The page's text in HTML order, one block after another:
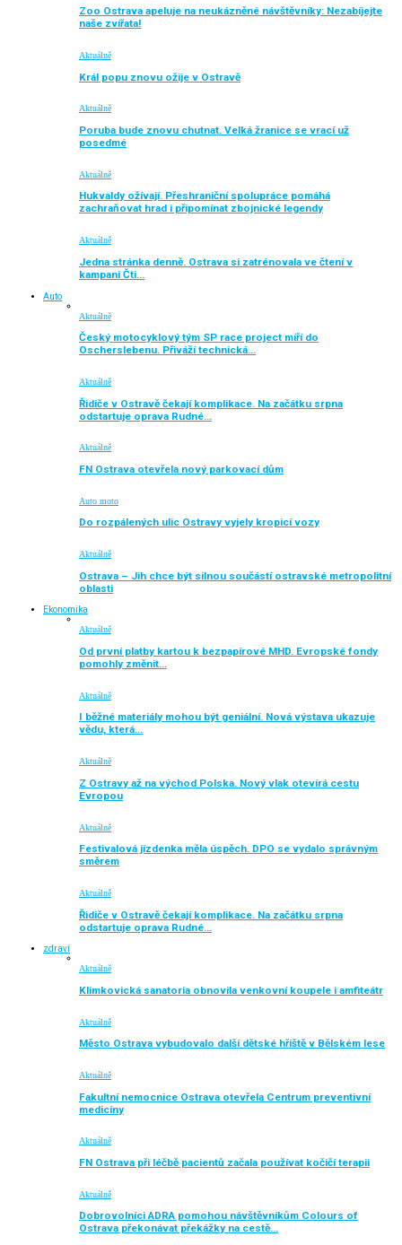
Zoo Ostrava apeluje na neukázněné návštěvníky: Nezabíjejte
naše zvířata!
Aktuálně
Král popu znovu ožije v Ostravě
Aktuálně
Poruba bude znovu chutnat. Velká žranice se vrací už
posedmé
Aktuálně
Hukvaldy ožívají. Přeshraniční spolupráce pomáhá
zachraňovat hrad i připomínat zbojnické legendy
Aktuálně
Jedna stránka denně. Ostrava si zatrénovala ve čtení v
kampani Čti…
Auto
Aktuálně
Český motocyklový tým SP race project míří do
Oscherslebenu. Přiváží technická…
Aktuálně
Řidiče v Ostravě čekají komplikace. Na začátku srpna
odstartuje oprava Rudné…
Aktuálně
FN Ostrava otevřela nový parkovací dům
Auto moto
Do rozpálených ulic Ostravy vyjely kropicí vozy
Aktuálně
Ostrava – Jih chce být silnou součástí ostravské metropolitní
oblasti
Ekonomika
Aktuálně
Od první platby kartou k bezpapírové MHD. Evropské fondy
pomohly změnit…
Aktuálně
I běžné materiály mohou být geniální. Nová výstava ukazuje
vědu, která…
Aktuálně
Z Ostravy až na východ Polska. Nový vlak otevírá cestu
Evropou
Aktuálně
Festivalová jízdenka měla úspěch. DPO se vydalo správným
směrem
Aktuálně
Řidiče v Ostravě čekají komplikace. Na začátku srpna
odstartuje oprava Rudné…
zdraví
Aktuálně
Klimkovická sanatoria obnovila venkovní koupele i amfiteátr
Aktuálně
Město Ostrava vybudovalo další dětské hřiště v Bělském lese
Aktuálně
Fakultní nemocnice Ostrava otevřela Centrum preventivní
medicíny
Aktuálně
FN Ostrava při léčbě pacientů začala používat kočičí terapii
Aktuálně
Dobrovolníci ADRA pomohou návštěvníkům Colours of
Ostrava překonávat překážky na cestě…